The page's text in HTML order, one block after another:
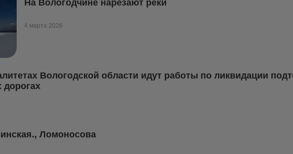
На Вологодчине нарезают реки
4 марта 2026
Вологодской области идут работы по ликвидации
дорогах
Ломоносова